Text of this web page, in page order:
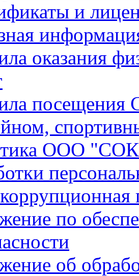
и
оказания
посещения
ООО "СОК
по
об